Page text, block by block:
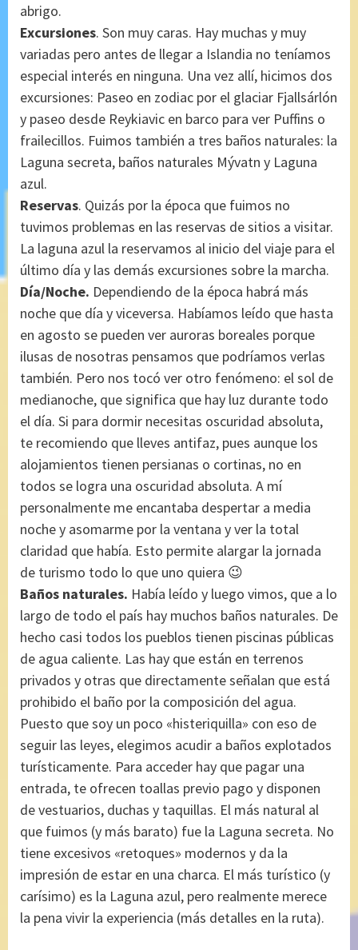
abrigo.
Excursiones. Son muy caras. Hay muchas y muy
variadas pero antes de llegar a Islandia no teníamos
especial interés en ninguna. Una vez allí, hicimos dos
excursiones: Paseo en zodiac por el glaciar Fjallsárlón
y paseo desde Reykiavic en barco para ver Puffins o
frailecillos. Fuimos también a tres baños naturales: la
Laguna secreta, baños naturales Mývatn y Laguna
azul.
Reservas. Quizás por la época que fuimos no
tuvimos problemas en las reservas de sitios a visitar.
La laguna azul la reservamos al inicio del viaje para el
último día y las demás excursiones sobre la marcha.
Día/Noche. Dependiendo de la época habrá más
noche que día y viceversa. Habíamos leído que hasta
en agosto se pueden ver auroras boreales porque
ilusas de nosotras pensamos que podríamos verlas
también. Pero nos tocó ver otro fenómeno: el sol de
medianoche, que significa que hay luz durante todo
el día. Si para dormir necesitas oscuridad absoluta,
te recomiendo que lleves antifaz, pues aunque los
alojamientos tienen persianas o cortinas, no en
todos se logra una oscuridad absoluta. A mí
personalmente me encantaba despertar a media
noche y asomarme por la ventana y ver la total
claridad que había. Esto permite alargar la jornada
de turismo todo lo que uno quiera 😉
Baños naturales. Había leído y luego vimos, que a lo
largo de todo el país hay muchos baños naturales. De
hecho casi todos los pueblos tienen piscinas públicas
de agua caliente. Las hay que están en terrenos
privados y otras que directamente señalan que está
prohibido el baño por la composición del agua.
Puesto que soy un poco «histeriquilla» con eso de
seguir las leyes, elegimos acudir a baños explotados
turísticamente. Para acceder hay que pagar una
entrada, te ofrecen toallas previo pago y disponen
de vestuarios, duchas y taquillas. El más natural al
que fuimos (y más barato) fue la Laguna secreta. No
tiene excesivos «retoques» modernos y da la
impresión de estar en una charca. El más turístico (y
carísimo) es la Laguna azul, pero realmente merece
la pena vivir la experiencia (más detalles en la ruta).